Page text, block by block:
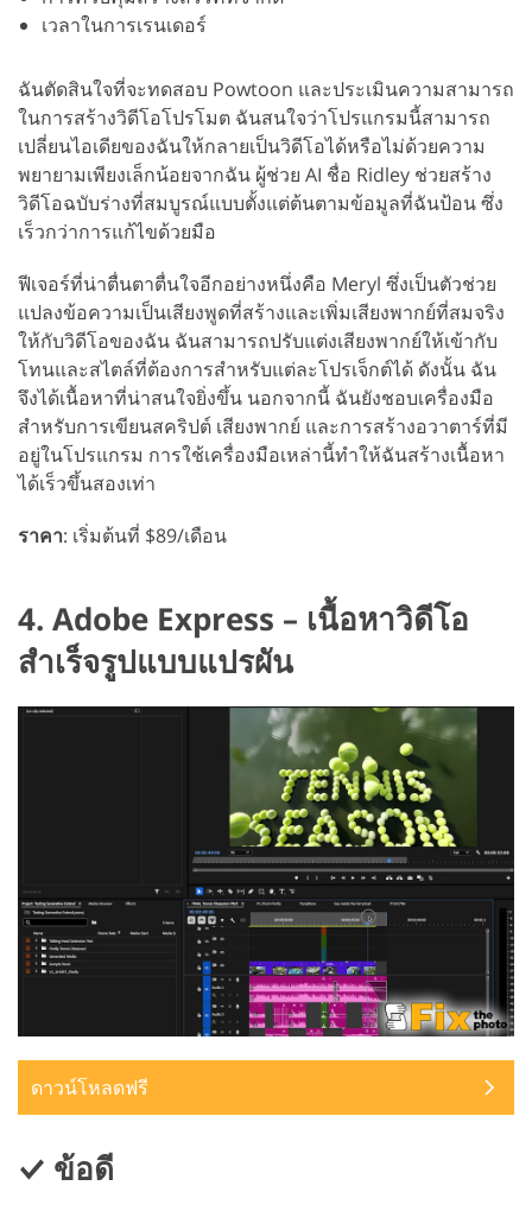
เวลาในการเรนเดอร์
ฉันตัดสินใจที่จะทดสอบ Powtoon และประเมินความสามารถ
ในการสร้างวิดีโอโปรโมต ฉันสนใจว่าโปรแกรมนี้สามารถ
เปลี่ยนไอเดียของฉันให้กลายเป็นวิดีโอได้หรือไม่ด้วยความ
พยายามเพียงเล็กน้อยจากฉัน ผู้ช่วย AI ชื่อ Ridley ช่วยสร้าง
วิดีโอฉบับร่างที่สมบูรณ์แบบตั้งแต่ต้นตามข้อมูลที่ฉันป้อน ซึ่ง
เร็วกว่าการแก้ไขด้วยมือ
ฟีเจอร์ที่น่าตื่นตาตื่นใจอีกอย่างหนึ่งคือ Meryl ซึ่งเป็นตัวช่วย
แปลงข้อความเป็นเสียงพูดที่สร้างและเพิ่มเสียงพากย์ที่สมจริง
ให้กับวิดีโอของฉัน ฉันสามารถปรับแต่งเสียงพากย์ให้เข้ากับ
โทนและสไตล์ที่ต้องการสำหรับแต่ละโปรเจ็กต์ได้ ดังนั้น ฉัน
จึงได้เนื้อหาที่น่าสนใจยิ่งขึ้น นอกจากนี้ ฉันยังชอบเครื่องมือ
สำหรับการเขียนสคริปต์ เสียงพากย์ และการสร้างอวาตาร์ที่มี
อยู่ในโปรแกรม การใช้เครื่องมือเหล่านี้ทำให้ฉันสร้างเนื้อหา
ได้เร็วขึ้นสองเท่า
ราคา: เริ่มต้นที่ $89/เดือน
4. Adobe Express – เนื้อหาวิดีโอ
สำเร็จรูปแบบแปรผัน
ดาวน์โหลดฟรี
ข้อดี